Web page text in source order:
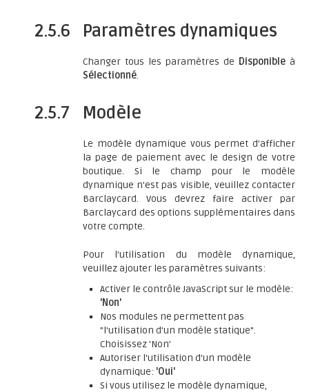
2.5.6 Paramètres dynamiques
Changer tous les paramètres de Disponible à
Sélectionné.
2.5.7 Modèle
Le modèle dynamique vous permet d'afficher
la page de paiement avec le design de votre
boutique. Si le champ pour le modèle
dynamique n'est pas visible, veuillez contacter
Barclaycard. Vous devrez faire activer par
Barclaycard des options supplémentaires dans
votre compte.
Pour l'utilisation du modèle dynamique,
veuillez ajouter les paramètres suivants:
Activer le contrôle JavaScript sur le modèle:
'Non'
Nos modules ne permettent pas
"l'utilisation d'un modèle statique".
Choisissez 'Non'
Autoriser l'utilisation d'un modèle
dynamique: 'Oui'
Si vous utilisez le modèle dynamique,